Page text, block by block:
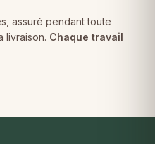
assuré pendant toute
livraison. Chaque travail